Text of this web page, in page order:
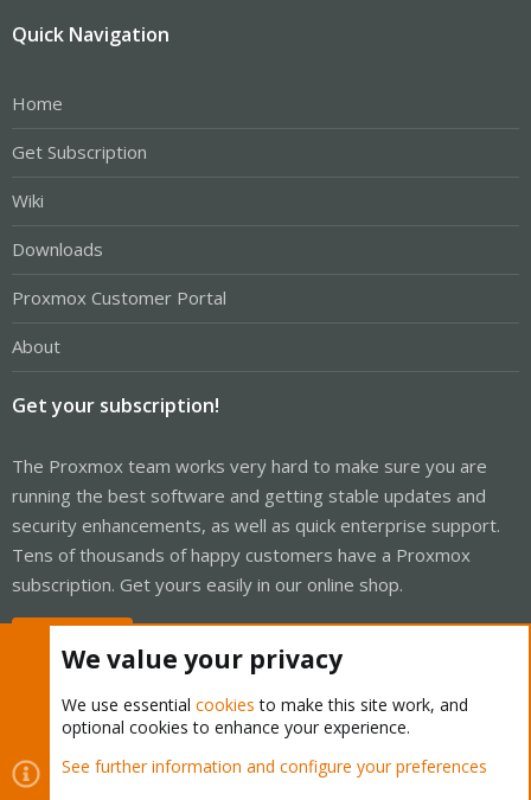
Quick Navigation
Home
Get Subscription
Wiki
Downloads
Proxmox Customer Portal
About
Get your subscription!
The Proxmox team works very hard to make sure you are
running the best software and getting stable updates and
security enhancements, as well as quick enterprise support.
Tens of thousands of happy customers have a Proxmox
subscription. Get yours easily in our online shop.
Cookies
Proxmox Support Forum - Light Mode
We value your privacy
We use essential cookies to make this site work, and
optional cookies to enhance your experience.
See further information and configure your preferences